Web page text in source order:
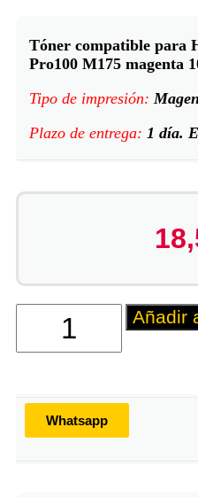
Tóner compatible para
Pro100 M175 magenta
Tipo de impresión:
Plazo de entrega: 1 día.
Añadir
Whatsapp